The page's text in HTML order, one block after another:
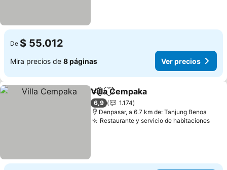
De $ 55.012
Mira precios de 8 páginas Ver precios
CompartirAgregar a favoritos
Villa Cempaka
6,9
1.174
Denpasar, a 6.7 km de: Tanjung Benoa
Restaurante y servicio de habitaciones